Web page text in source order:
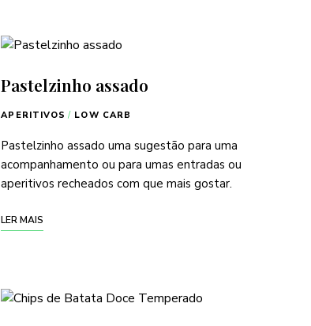
Pastelzinho assado
APERITIVOS / LOW CARB
Pastelzinho assado uma sugestão para uma
acompanhamento ou para umas entradas ou
aperitivos recheados com que mais gostar.
LER MAIS